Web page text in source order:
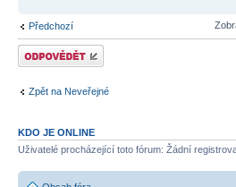
Předchozí
Odeslat odpověď
Zpět na Neveřejné
KDO JE ONLINE
Uživatelé procházející toto fórum: Žádní